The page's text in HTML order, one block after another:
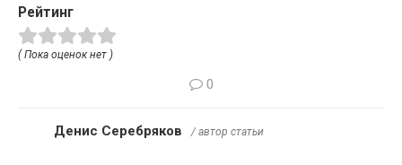
Рейтинг
( Пока оценок нет )
0
Денис Серебряков / автор статьи